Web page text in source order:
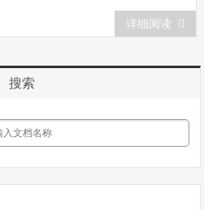
导干部年终工作总结，希望对大家有
助。领导干部年终工作总结范文
，在这个半年中，我全力深入群众、
研究、开...
详细阅读
搜索